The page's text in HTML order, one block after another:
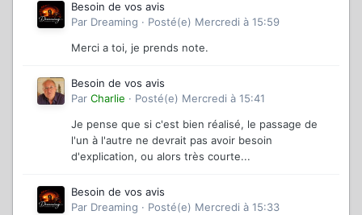
Besoin de vos avis
Par Dreaming · Posté(e) Mercredi à 15:59
Merci a toi, je prends note.
Besoin de vos avis
Par Charlie · Posté(e) Mercredi à 15:41
Je pense que si c'est bien réalisé, le passage de
l'un à l'autre ne devrait pas avoir besoin
d'explication, ou alors très courte...
Besoin de vos avis
Par Dreaming · Posté(e) Mercredi à 15:33